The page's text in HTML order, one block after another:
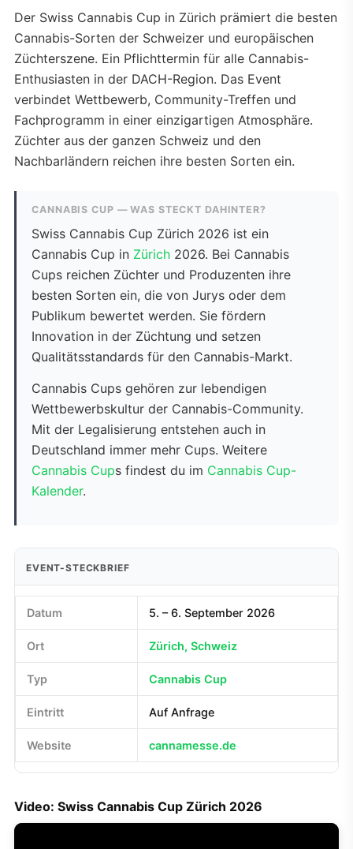
Der Swiss Cannabis Cup in Zürich prämiert die besten
Cannabis-Sorten der Schweizer und europäischen
Züchterszene. Ein Pflichttermin für alle Cannabis-
Enthusiasten in der DACH-Region. Das Event
verbindet Wettbewerb, Community-Treffen und
Fachprogramm in einer einzigartigen Atmosphäre.
Züchter aus der ganzen Schweiz und den
Nachbarländern reichen ihre besten Sorten ein.
CANNABIS CUP — WAS STECKT DAHINTER?
Swiss Cannabis Cup Zürich 2026 ist ein
Cannabis Cup in Zürich 2026. Bei Cannabis
Cups reichen Züchter und Produzenten ihre
besten Sorten ein, die von Jurys oder dem
Publikum bewertet werden. Sie fördern
Innovation in der Züchtung und setzen
Qualitätsstandards für den Cannabis-Markt.
Cannabis Cups gehören zur lebendigen
Wettbewerbskultur der Cannabis-Community.
Mit der Legalisierung entstehen auch in
Deutschland immer mehr Cups. Weitere
Cannabis Cups findest du im Cannabis Cup-
Kalender.
EVENT-STECKBRIEF
Datum 5. – 6. September 2026
Ort Zürich, Schweiz
Typ Cannabis Cup
Eintritt Auf Anfrage
Website cannamesse.de
Video: Swiss Cannabis Cup Zürich 2026